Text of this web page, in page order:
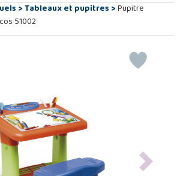
>Tableaux et pupitres>Pupitre
51002
Next